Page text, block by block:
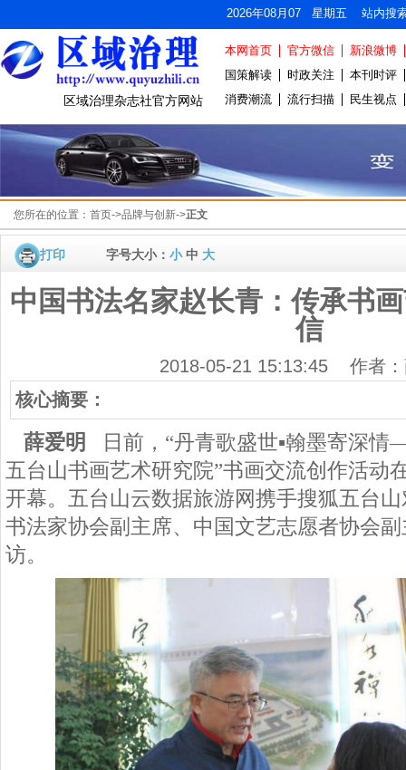
2026年08月07 星期五 站内搜
区域治理杂志社官方网站
本网首页 官方微信
新浪微博
国策解读
时政关注
本刊时评
消费潮流
流行扫描 民生视点
您所在的位置： 首页->品牌与创新->正文
打印 字号大小： 小中 大
中国书法名家赵长青：传承书
信
2018-05-21 15:13:45 作者：
核心摘要：
薛爱明 日前 ，“丹青歌盛世▪翰墨寄深
五台山书画艺术研究院”书画交流创作活动
开幕。五台山云数据旅游网携手搜狐五台
书法家协会副主席、中国文艺志愿者协会
访。